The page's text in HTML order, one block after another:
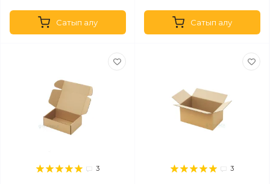
Сатып алу Сатып алу
3 3